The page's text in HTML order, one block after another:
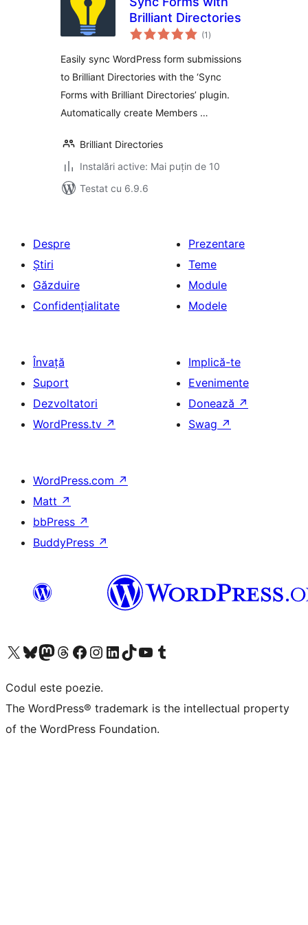
Brilliant Directories
(1 total
aprecieri
)
Easily sync WordPress form submissions
to Brilliant Directories with the ‘Sync
Forms with Brilliant Directories’ plugin.
Automatically create Members …
Brilliant Directories
Instalări active: Mai puțin de 10
Testat cu 6.9.6
Despre
Știri
Găzduire
Confidențialitate
Prezentare
Teme
Module
Modele
Învață
Suport
Dezvoltatori
WordPress.tv ↗
Implică-te
Evenimente
Donează ↗
Swag ↗
WordPress.com ↗
Matt ↗
bbPress ↗
BuddyPress ↗
Mergi la contul nostru X (fost Twitter)
Vizitează contul nostru Bluesky
Vizitează contul nostru Mastodon
Vizitează contul nostru Threads
Vizitează pagina noastră Facebook
Vizitează-ne pe Instagram
Vizitează-ne pe LinkedIn
Vizitează contul nostru TikTok
Vizitează canalul nostru YouTube
Vizitează contul nostru Tumblr
Codul este poezie.
The WordPress® trademark is the intellectual property
of the WordPress Foundation.